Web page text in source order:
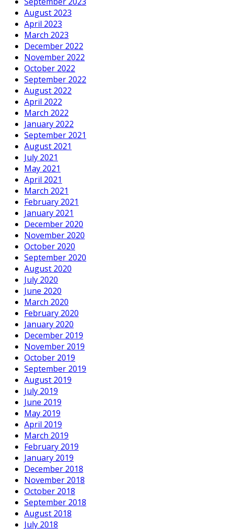
August 2023
April 2023
March 2023
December 2022
November 2022
October 2022
September 2022
August 2022
April 2022
March 2022
January 2022
September 2021
August 2021
July 2021
May 2021
April 2021
March 2021
February 2021
January 2021
December 2020
November 2020
October 2020
September 2020
August 2020
July 2020
June 2020
March 2020
February 2020
January 2020
December 2019
November 2019
October 2019
September 2019
August 2019
July 2019
June 2019
May 2019
April 2019
March 2019
February 2019
January 2019
December 2018
November 2018
October 2018
September 2018
August 2018
July 2018